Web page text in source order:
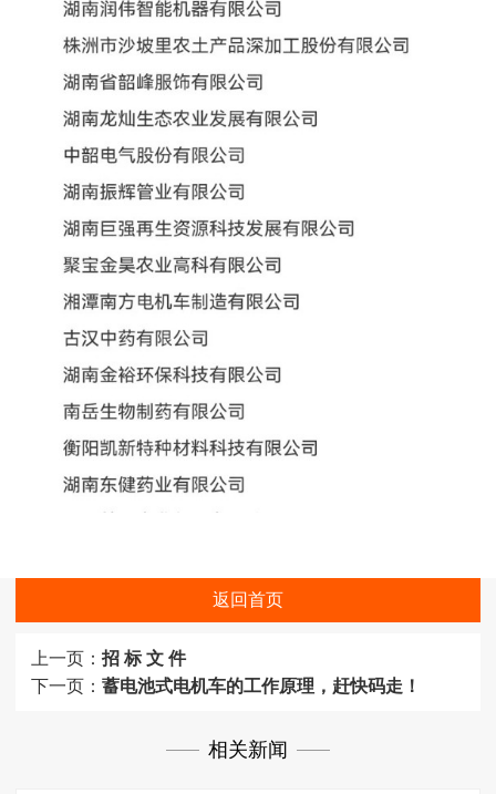
返回首页
上一页： 招 标 文 件
下一页： 蓄电池式电机车的工作原理，赶快码走！
相关新闻